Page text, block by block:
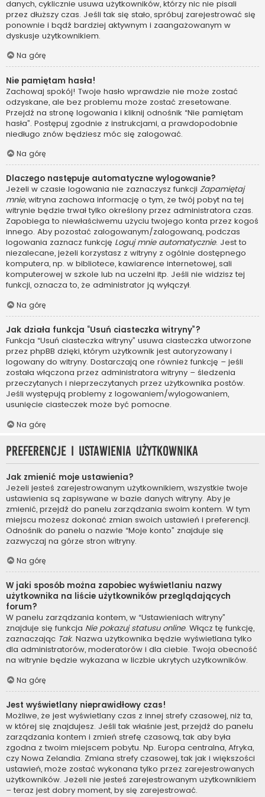
danych, cyklicznie usuwa użytkowników, którzy nic nie pisali
przez dłuższy czas. Jeśli tak się stało, spróbuj zarejestrować się
ponownie i bądź bardziej aktywnym i zaangażowanym w
dyskusje użytkownikiem.
Na górę
Nie pamiętam hasła!
Zachowaj spokój! Twoje hasło wprawdzie nie może zostać
odzyskane, ale bez problemu może zostać zresetowane.
Przejdź na stronę logowania i kliknij odnośnik “Nie pamiętam
hasła”. Postępuj zgodnie z instrukcjami, a prawdopodobnie
niedługo znów będziesz móc się zalogować.
Na górę
Dlaczego następuje automatyczne wylogowanie?
Jeżeli w czasie logowania nie zaznaczysz funkcji Zapamiętaj
mnie, witryna zachowa informację o tym, że twój pobyt na tej
witrynie będzie trwał tylko określony przez administratora czas.
Zapobiega to niewłaściwemu użyciu twojego konta przez kogoś
innego. Aby pozostać zalogowanym/zalogowaną, podczas
logowania zaznacz funkcję Loguj mnie automatycznie. Jest to
niezalecane, jeżeli korzystasz z witryny z ogólnie dostępnego
komputera, np. w bibliotece, kawiarence internetowej, sali
komputerowej w szkole lub na uczelni itp. Jeśli nie widzisz tej
funkcji, oznacza to, że administrator ją wyłączył.
Na górę
Jak działa funkcja “Usuń ciasteczka witryny”?
Funkcja “Usuń ciasteczka witryny” usuwa ciasteczka utworzone
przez phpBB dzięki, którym użytkownik jest autoryzowany i
logowany do witryny. Dostarczają one również funkcję – jeśli
została włączona przez administratora witryny – śledzenia
przeczytanych i nieprzeczytanych przez użytkownika postów.
Jeśli występują problemy z logowaniem/wylogowaniem,
usunięcie ciasteczek może być pomocne.
Na górę
Preferencje i ustawienia użytkownika
Jak zmienić moje ustawienia?
Jeżeli jesteś zarejestrowanym użytkownikiem, wszystkie twoje
ustawienia są zapisywane w bazie danych witryny. Aby je
zmienić, przejdź do panelu zarządzania swoim kontem. W tym
miejscu możesz dokonać zmian swoich ustawień i preferencji.
Odnośnik do panelu o nazwie “Moje konto” znajduje się
zazwyczaj na górze stron witryny.
Na górę
W jaki sposób można zapobiec wyświetlaniu nazwy
użytkownika na liście użytkowników przeglądających
forum?
W panelu zarządzania kontem, w “Ustawieniach witryny”
znajduje się funkcja Nie pokazuj statusu online. Włącz tę funkcję,
zaznaczając Tak. Nazwa użytkownika będzie wyświetlana tylko
dla administratorów, moderatorów i dla ciebie. Twoja obecność
na witrynie będzie wykazana w liczbie ukrytych użytkowników.
Na górę
Jest wyświetlany nieprawidłowy czas!
Możliwe, że jest wyświetlany czas z innej strefy czasowej, niż ta,
w której się znajdujesz. Jeśli tak właśnie jest, przejdź do panelu
zarządzania kontem i zmień strefę czasową, tak aby była
zgodna z twoim miejscem pobytu. Np. Europa centralna, Afryka,
czy Nowa Zelandia. Zmiana strefy czasowej, tak jak i większości
ustawień, może zostać wykonana tylko przez zarejestrowanych
użytkowników. Jeżeli nie jesteś zarejestrowanym użytkownikiem
– teraz jest dobry moment, by się zarejestrować.